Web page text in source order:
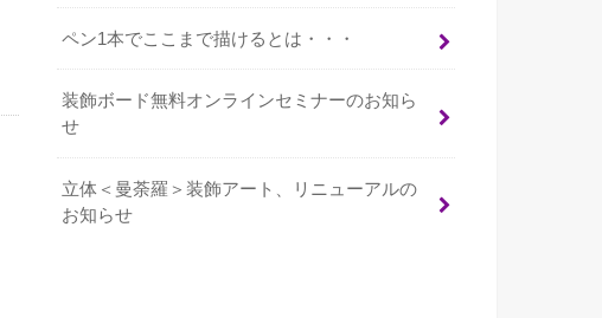
ペン1本でここまで描けるとは・・・
装飾ボード無料オンラインセミナーのお知ら
せ
立体＜曼荼羅＞装飾アート、リニューアルの
お知らせ